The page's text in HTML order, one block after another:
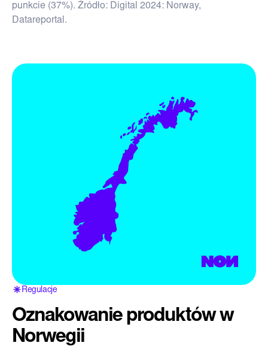
punkcie (37%). Źródło: Digital 2024: Norway,
Datareportal.
Regulacje
Oznakowanie produktów w
Norwegii